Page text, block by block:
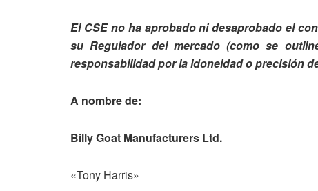
El CSE no ha aprobado ni desaprobado el
su Regulador del mercado (como se
responsabilidad por la idoneidad o precisión
A nombre de:
Billy Goat Manufacturers Ltd.
«Tony Harris»